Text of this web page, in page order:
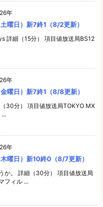
年
曜日）新7終1（8/2更新）
詳細（15分） 項目値放送局BS12
年
曜日）新7終1（8/8更新）
30分） 項目値放送局TOKYO MX
年
曜日）新10終0（8/7更新）
か。 詳細（30分） 項目値放送局
フィル ...